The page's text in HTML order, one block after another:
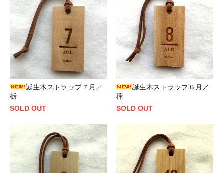
誕生木ストラップ７月／
栃
SOLD OUT
誕生木ストラップ８月／
欅
SOLD OUT